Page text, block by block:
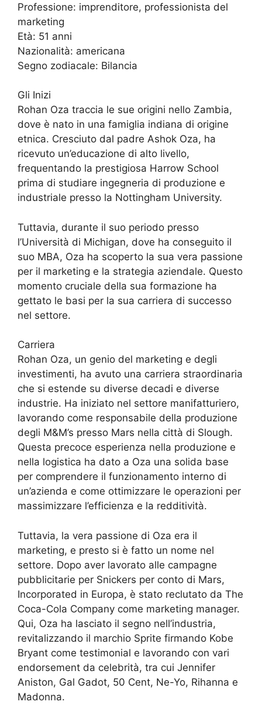
Professione: imprenditore, professionista del
marketing
Età: 51 anni
Nazionalità: americana
Segno zodiacale: Bilancia
Gli Inizi
Rohan Oza traccia le sue origini nello Zambia,
dove è nato in una famiglia indiana di origine
etnica. Cresciuto dal padre Ashok Oza, ha
ricevuto un’educazione di alto livello,
frequentando la prestigiosa Harrow School
prima di studiare ingegneria di produzione e
industriale presso la Nottingham University.
Tuttavia, durante il suo periodo presso
l’Università di Michigan, dove ha conseguito il
suo MBA, Oza ha scoperto la sua vera passione
per il marketing e la strategia aziendale. Questo
momento cruciale della sua formazione ha
gettato le basi per la sua carriera di successo
nel settore.
Carriera
Rohan Oza, un genio del marketing e degli
investimenti, ha avuto una carriera straordinaria
che si estende su diverse decadi e diverse
industrie. Ha iniziato nel settore manifatturiero,
lavorando come responsabile della produzione
degli M&M’s presso Mars nella città di Slough.
Questa precoce esperienza nella produzione e
nella logistica ha dato a Oza una solida base
per comprendere il funzionamento interno di
un’azienda e come ottimizzare le operazioni per
massimizzare l’efficienza e la redditività.
Tuttavia, la vera passione di Oza era il
marketing, e presto si è fatto un nome nel
settore. Dopo aver lavorato alle campagne
pubblicitarie per Snickers per conto di Mars,
Incorporated in Europa, è stato reclutato da The
Coca-Cola Company come marketing manager.
Qui, Oza ha lasciato il segno nell’industria,
revitalizzando il marchio Sprite firmando Kobe
Bryant come testimonial e lavorando con vari
endorsement da celebrità, tra cui Jennifer
Aniston, Gal Gadot, 50 Cent, Ne-Yo, Rihanna e
Madonna.